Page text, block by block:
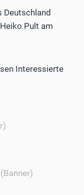
Deutschland
Pult am
Interessierte